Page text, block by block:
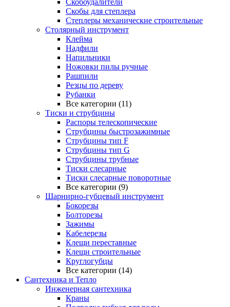
Скобоудалители
Скобы для степлера
Степлеры механические строительные
Столярный инструмент
Клейма
Надфили
Напильники
Ножовки пилы ручные
Рашпили
Резцы по дереву
Рубанки
Все категории (11)
Тиски и струбцины
Распоры телескопические
Струбцины быстрозажимные
Струбцины тип F
Струбцины тип G
Струбцины трубные
Тиски слесарные
Тиски слесарные поворотные
Все категории (9)
Шарнирно-губцевый инструмент
Бокорезы
Болторезы
Зажимы
Кабелерезы
Клещи переставные
Клещи строительные
Круглогубцы
Все категории (14)
Сантехника и Тепло
Инженерная сантехника
Краны